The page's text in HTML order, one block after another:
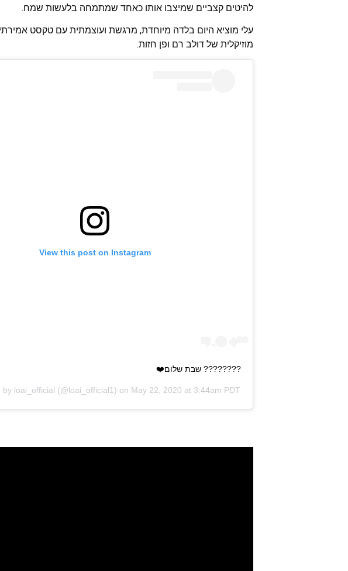
להיטים קצביים שמיצבו אותו כאחד שמתמחה בלעשות שמח.
עלי מוציא היום בלדה מיוחדת, מרגשת ועוצמתית עם טקסט
מוזיקלית של דולב רם ופן חזות.
View this post on Instagram
???????? שבת שלום❤️
by loai_official (@loai_official1) on May 22, 2020 at 3:44am PDT